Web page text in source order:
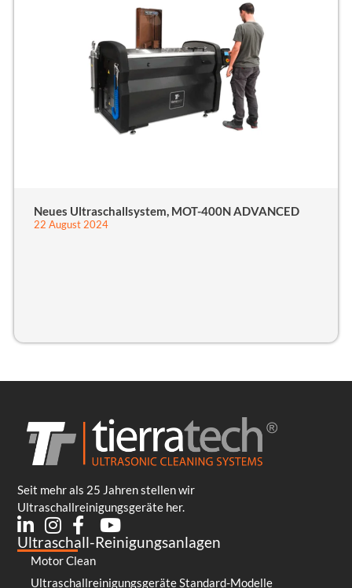
Neues Ultraschallsystem, MOT-400N ADVANCED
22 August 2024
Seit mehr als 25 Jahren stellen wir
Ultraschallreinigungsgeräte her.
Ultraschall-Reinigungsanlagen
Motor Clean
Ultraschallreinigungsgeräte Standard-Modelle